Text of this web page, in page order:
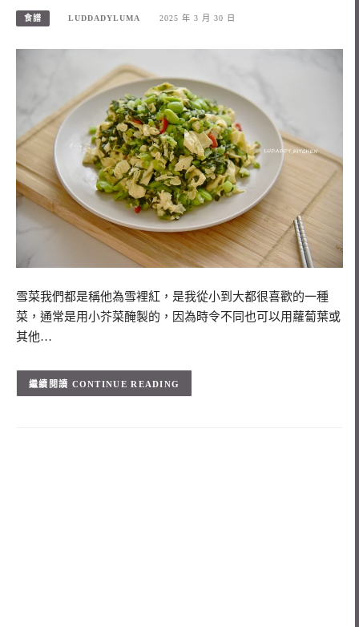
食譜 LUDDADYLUMA 2025 年 3 月 30 日
雪菜我們都是稱他為雪裡紅，是我從小到大都很喜歡的一種
菜，通常是用小芥菜醃製的，因為時令不同也可以用蘿蔔葉或
其他…
CONTINUE READING